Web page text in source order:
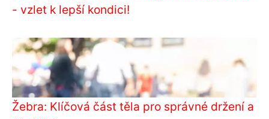
- vzlet k lepší kondici!
Žebra: Klíčová část těla pro správné držení a